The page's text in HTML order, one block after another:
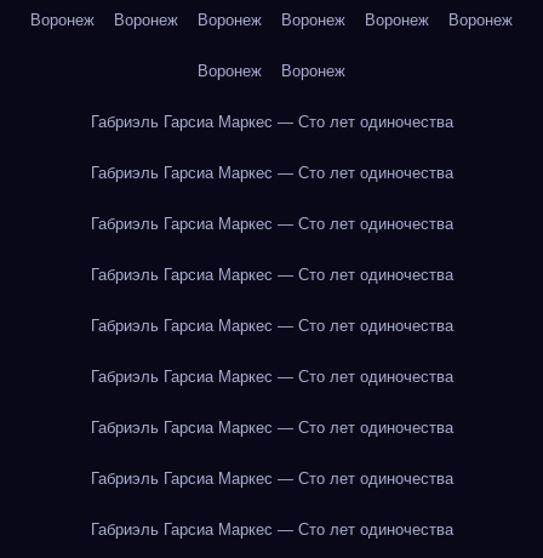
Воронеж Воронеж Воронеж Воронеж Воронеж Воронеж
Воронеж Воронеж
Габриэль Гарсиа Маркес — Сто лет одиночества
Габриэль Гарсиа Маркес — Сто лет одиночества
Габриэль Гарсиа Маркес — Сто лет одиночества
Габриэль Гарсиа Маркес — Сто лет одиночества
Габриэль Гарсиа Маркес — Сто лет одиночества
Габриэль Гарсиа Маркес — Сто лет одиночества
Габриэль Гарсиа Маркес — Сто лет одиночества
Габриэль Гарсиа Маркес — Сто лет одиночества
Габриэль Гарсиа Маркес — Сто лет одиночества